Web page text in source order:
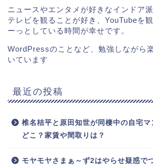
ニュースやエンタメが好きなインドア派
テレビを観ることが好き、YouTubeを
ーっとしている時間が幸せです。
WordPressのことなど、勉強しながら
いています
最近の投稿
椎名桔平と原田知世が同棲中の自宅
どこ？家賃や間取りは？
モヤモヤさまぁ～ず2はやらせ疑惑で